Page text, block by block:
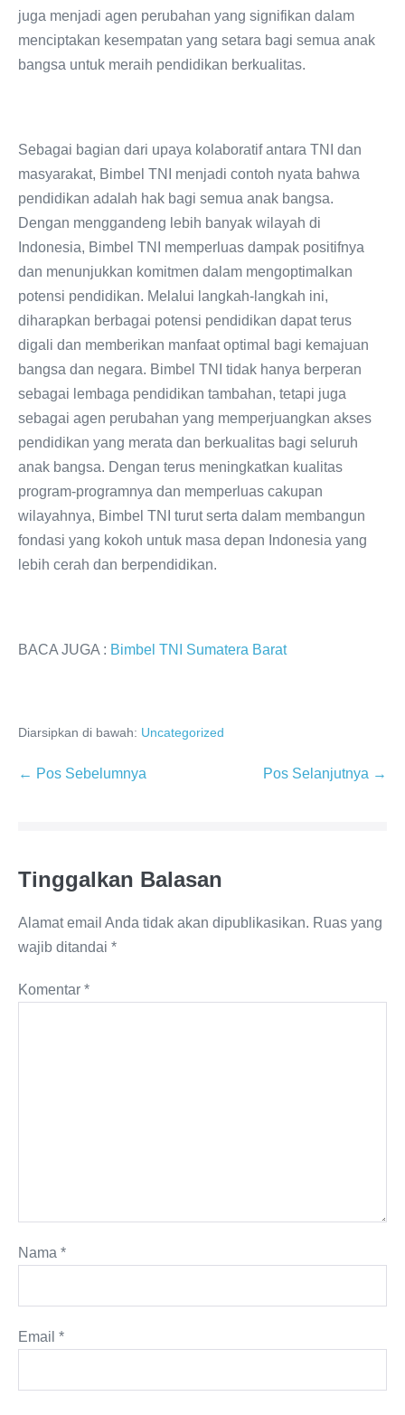
juga menjadi agen perubahan yang signifikan dalam
menciptakan kesempatan yang setara bagi semua anak
bangsa untuk meraih pendidikan berkualitas.
Sebagai bagian dari upaya kolaboratif antara TNI dan
masyarakat, Bimbel TNI menjadi contoh nyata bahwa
pendidikan adalah hak bagi semua anak bangsa.
Dengan menggandeng lebih banyak wilayah di
Indonesia, Bimbel TNI memperluas dampak positifnya
dan menunjukkan komitmen dalam mengoptimalkan
potensi pendidikan. Melalui langkah-langkah ini,
diharapkan berbagai potensi pendidikan dapat terus
digali dan memberikan manfaat optimal bagi kemajuan
bangsa dan negara. Bimbel TNI tidak hanya berperan
sebagai lembaga pendidikan tambahan, tetapi juga
sebagai agen perubahan yang memperjuangkan akses
pendidikan yang merata dan berkualitas bagi seluruh
anak bangsa. Dengan terus meningkatkan kualitas
program-programnya dan memperluas cakupan
wilayahnya, Bimbel TNI turut serta dalam membangun
fondasi yang kokoh untuk masa depan Indonesia yang
lebih cerah dan berpendidikan.
BACA JUGA : Bimbel TNI Sumatera Barat
Diarsipkan di bawah: Uncategorized
Navigasi
← Pos Sebelumnya Pos Selanjutnya →
Tinggalkan Balasan
Alamat email Anda tidak akan dipublikasikan. Ruas yang
wajib ditandai *
Komentar *
Nama *
Email *